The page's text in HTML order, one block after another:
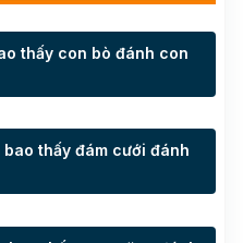
thấy con bò đánh con
thấy đám cưới đánh